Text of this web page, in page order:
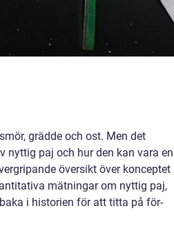
grädde och ost. Men det
nyttig paj och hur den kan vara en
översikt över konceptet
mätningar om nyttig paj,
i historien för att titta på för-